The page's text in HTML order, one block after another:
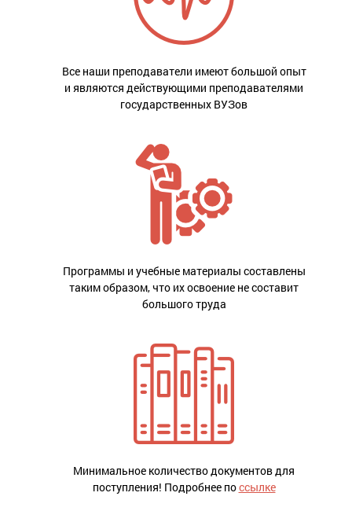
Все наши преподаватели имеют большой опыт
и являются действующими преподавателями
государственных ВУЗов
Программы и учебные материалы составлены
таким образом, что их освоение не составит
большого труда
Минимальное количество документов для
поступления! Подробнее поссылке